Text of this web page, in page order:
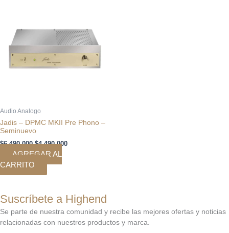
Audio Analogo
Jadis – DPMC MKII Pre Phono –
Seminuevo
$6.490.000
$6.490.000.
$4.490.000
$4.490.000.
AGREGAR AL
CARRITO
Suscríbete a Highend
Se parte de nuestra comunidad y recibe las mejores ofertas y noticias
relacionadas con nuestros productos y marca.